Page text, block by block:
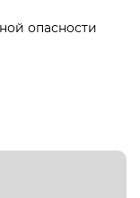
опасности